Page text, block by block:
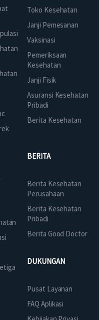
Toko Kesehatan
Janji Pemesanan
Vaksinasi
Pemeriksaan
Kesehatan
Janji Fisik
Asuransi Kesehatan
Pribadi
Berita Kesehatan
BERITA
Berita Kesehatan
Perusahaan
Berita Kesehatan
Pribadi
Berita Good Doctor
DUKUNGAN
Pusat Layanan
FAQ Aplikasi